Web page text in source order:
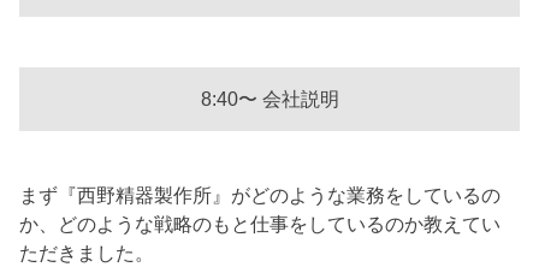
8:40〜 会社説明
まず『西野精器製作所』がどのような業務をしているの
か、どのような戦略のもと仕事をしているのか教えてい
ただきました。